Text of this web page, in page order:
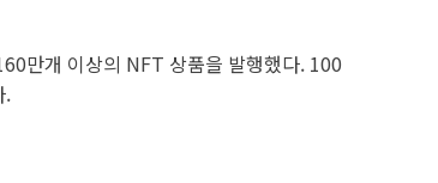
만개 이상의 NFT 상품을 발행했다. 100
.